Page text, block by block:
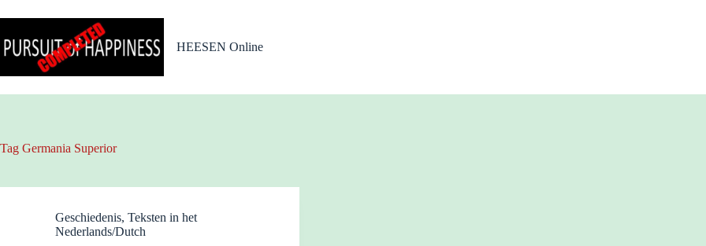
naar
inhoud
HEESEN Online
Tag Germania Superior
Geschiedenis, Teksten in het
Nederlands/Dutch